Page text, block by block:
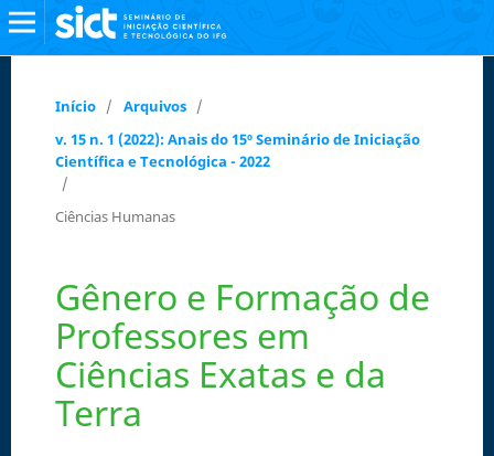
Início / Arquivos /
v. 15 n. 1 (2022): Anais do 15º Seminário de Iniciação
Científica e Tecnológica - 2022
/
Ciências Humanas
Gênero e Formação de
Professores em
Ciências Exatas e da
Terra